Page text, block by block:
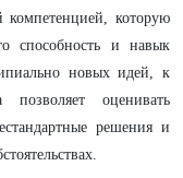
компетенцией, которую
способность и навык
новых идей, к
оценивать
решения и